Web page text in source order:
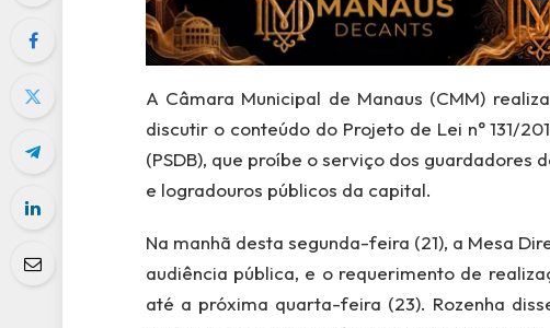
A Câmara Municipal de Manaus (CMM)
discutir o conteúdo do Projeto de Lei n° 131/
(PSDB), que proíbe o serviço dos guardadores
e logradouros públicos da capital.
Na manhã desta segunda-feira (21), a Mesa
audiência pública, e o requerimento de
até a próxima quarta-feira (23). Rozenha